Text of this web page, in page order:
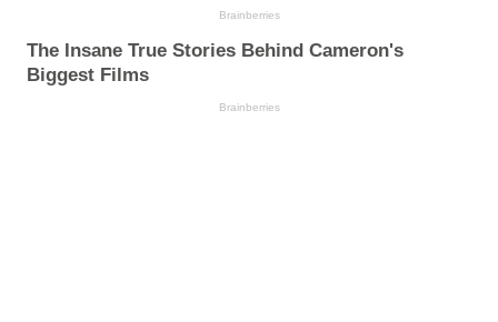
Brainberries
The Insane True Stories Behind Cameron's
Biggest Films
Brainberries